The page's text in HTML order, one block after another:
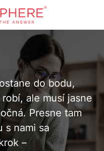
do bodu,
robí, ale musí jasne
Presne tam
s nami sa
–